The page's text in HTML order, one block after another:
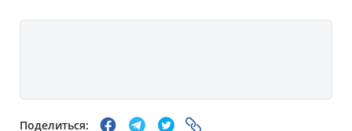
Поделиться: